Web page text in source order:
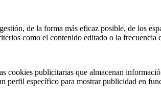
de la forma más eficaz posible, de los
como el contenido editado o la frecuencia
cookies publicitarias que almacenan
perfil específico para mostrar publicidad en